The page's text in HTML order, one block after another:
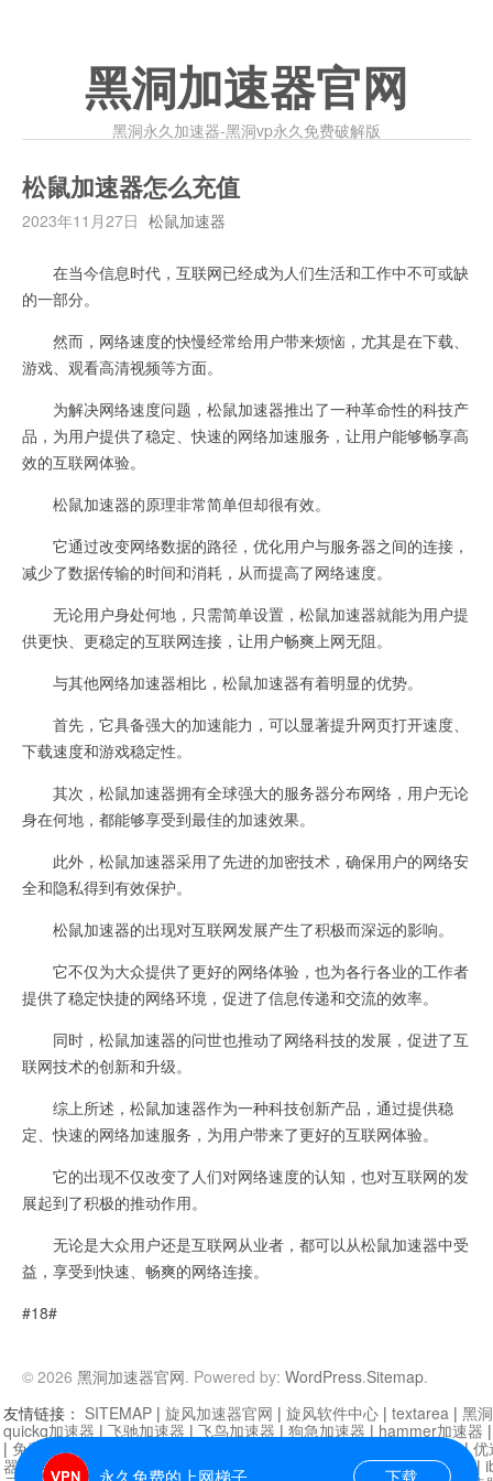
黑洞加速器官网
黑洞永久加速器-黑洞vp永久免费破解版
松鼠加速器怎么充值
2023年11月27日 松鼠加速器
在当今信息时代，互联网已经成为人们生活和工作中不可或缺
的一部分。
然而，网络速度的快慢经常给用户带来烦恼，尤其是在下载、
游戏、观看高清视频等方面。
为解决网络速度问题，松鼠加速器推出了一种革命性的科技产
品，为用户提供了稳定、快速的网络加速服务，让用户能够畅享高
效的互联网体验。
松鼠加速器的原理非常简单但却很有效。
它通过改变网络数据的路径，优化用户与服务器之间的连接，
减少了数据传输的时间和消耗，从而提高了网络速度。
无论用户身处何地，只需简单设置，松鼠加速器就能为用户提
供更快、更稳定的互联网连接，让用户畅爽上网无阻。
与其他网络加速器相比，松鼠加速器有着明显的优势。
首先，它具备强大的加速能力，可以显著提升网页打开速度、
下载速度和游戏稳定性。
其次，松鼠加速器拥有全球强大的服务器分布网络，用户无论
身在何地，都能够享受到最佳的加速效果。
此外，松鼠加速器采用了先进的加密技术，确保用户的网络安
全和隐私得到有效保护。
松鼠加速器的出现对互联网发展产生了积极而深远的影响。
它不仅为大众提供了更好的网络体验，也为各行各业的工作者
提供了稳定快捷的网络环境，促进了信息传递和交流的效率。
同时，松鼠加速器的问世也推动了网络科技的发展，促进了互
联网技术的创新和升级。
综上所述，松鼠加速器作为一种科技创新产品，通过提供稳
定、快速的网络加速服务，为用户带来了更好的互联网体验。
它的出现不仅改变了人们对网络速度的认知，也对互联网的发
展起到了积极的推动作用。
无论是大众用户还是互联网从业者，都可以从松鼠加速器中受
益，享受到快速、畅爽的网络连接。
#18#
© 2026 黑洞加速器官网. Powered by: WordPress.Sitemap.
永久免费的上网梯子 下载
友情链接： SITEMAP | 旋风加速器官网 | 旋风软件中心 | textarea | 黑
quickq加速器 | 飞驰加速器 | 飞鸟加速器 | 狗急加速器 | hammer加速器
| 免费vqn加速外网 迷雾通|优
器| 快柠檬加速器 |黑洞加速 |falemon 快橙加速器|anycast加速器 |